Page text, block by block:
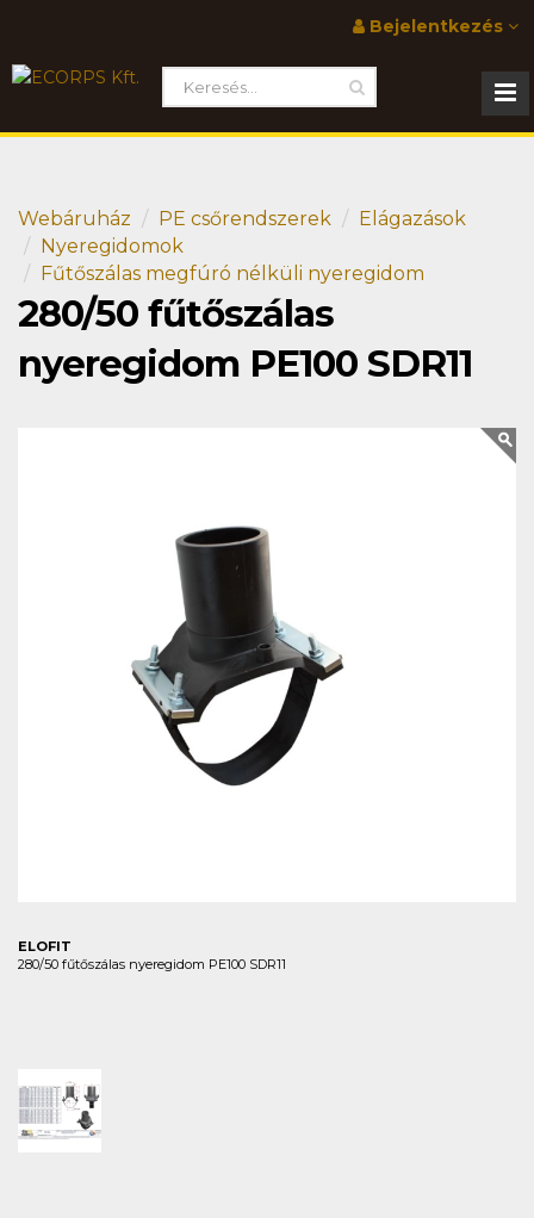
Bejelentkezés
Webáruház PE csőrendszerek
Elágazások
Nyeregidomok
Fűtőszálas megfúró nélküli nyeregidom
280/50 fűtőszálas
nyeregidom PE100 SDR11
ELOFIT
280/50 fűtőszálas nyeregidom PE100 SDR11